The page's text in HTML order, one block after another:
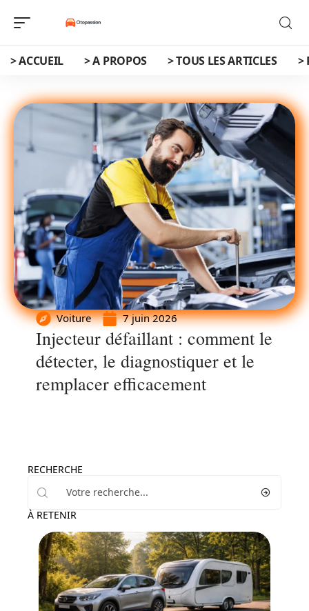
> ACCUEIL > A PROPOS > TOUS LES ARTICLES >
Voiture 7 juin 2026
Injecteur défaillant : comment le
détecter, le diagnostiquer et le
remplacer efficacement
RECHERCHE
À RETENIR
Voiture